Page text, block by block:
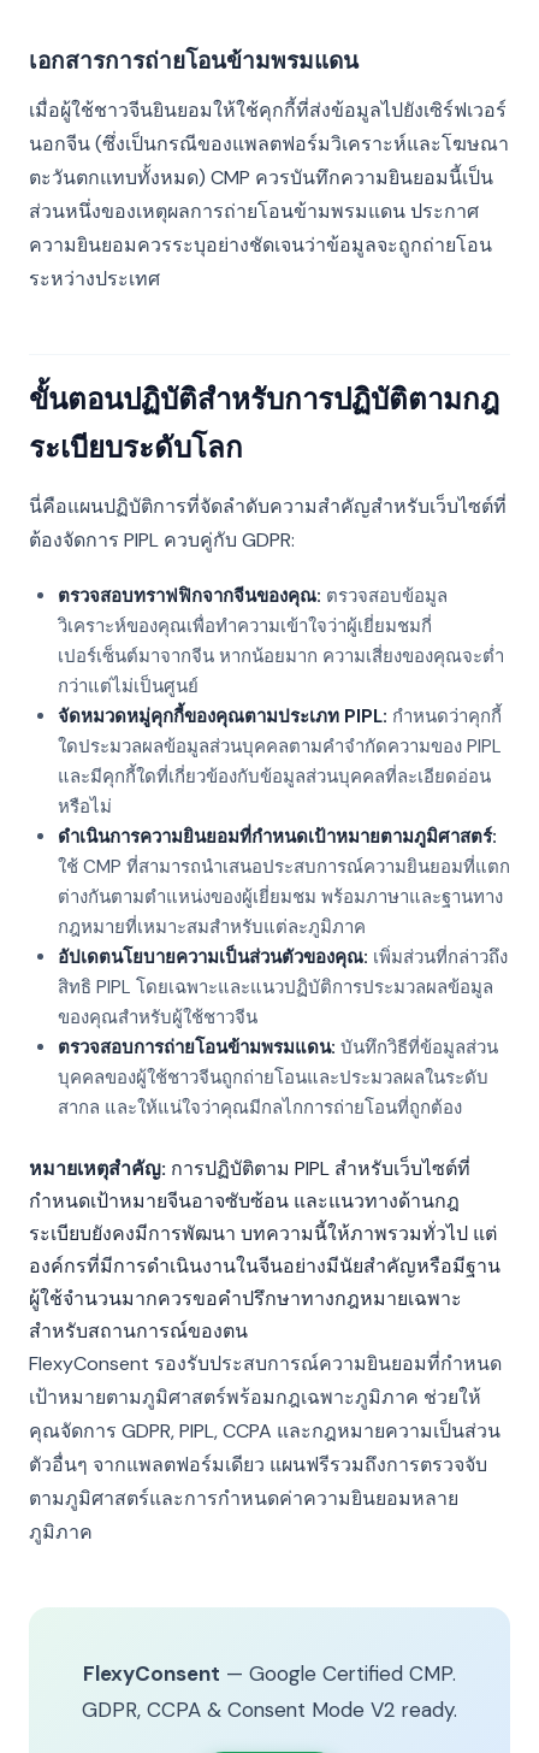
เอกสารการถ่ายโอนข้ามพรมแดน
เมื่อผู้ใช้ชาวจีนยินยอมให้ใช้คุกกี้ที่ส่งข้อมูลไปยังเซิร์ฟเวอร์
นอกจีน (ซึ่งเป็นกรณีของแพลตฟอร์มวิเคราะห์และโฆษณา
ตะวันตกแทบทั้งหมด) CMP ควรบันทึกความยินยอมนี้เป็น
ส่วนหนึ่งของเหตุผลการถ่ายโอนข้ามพรมแดน ประกาศ
ความยินยอมควรระบุอย่างชัดเจนว่าข้อมูลจะถูกถ่ายโอน
ระหว่างประเทศ
ขั้นตอนปฏิบัติสำหรับการปฏิบัติตามกฎ
ระเบียบระดับโลก
นี่คือแผนปฏิบัติการที่จัดลำดับความสำคัญสำหรับเว็บไซต์ที่
ต้องจัดการ PIPL ควบคู่กับ GDPR:
ตรวจสอบทราฟฟิกจากจีนของคุณ: ตรวจสอบข้อมูล
วิเคราะห์ของคุณเพื่อทำความเข้าใจว่าผู้เยี่ยมชมกี่
เปอร์เซ็นต์มาจากจีน หากน้อยมาก ความเสี่ยงของคุณจะต่ำ
กว่าแต่ไม่เป็นศูนย์
จัดหมวดหมู่คุกกี้ของคุณตามประเภท PIPL: กำหนดว่าคุกกี้
ใดประมวลผลข้อมูลส่วนบุคคลตามคำจำกัดความของ PIPL
และมีคุกกี้ใดที่เกี่ยวข้องกับข้อมูลส่วนบุคคลที่ละเอียดอ่อน
หรือไม่
ดำเนินการความยินยอมที่กำหนดเป้าหมายตามภูมิศาสตร์:
ใช้ CMP ที่สามารถนำเสนอประสบการณ์ความยินยอมที่แตก
ต่างกันตามตำแหน่งของผู้เยี่ยมชม พร้อมภาษาและฐานทาง
กฎหมายที่เหมาะสมสำหรับแต่ละภูมิภาค
อัปเดตนโยบายความเป็นส่วนตัวของคุณ: เพิ่มส่วนที่กล่าวถึง
สิทธิ PIPL โดยเฉพาะและแนวปฏิบัติการประมวลผลข้อมูล
ของคุณสำหรับผู้ใช้ชาวจีน
ตรวจสอบการถ่ายโอนข้ามพรมแดน: บันทึกวิธีที่ข้อมูลส่วน
บุคคลของผู้ใช้ชาวจีนถูกถ่ายโอนและประมวลผลในระดับ
สากล และให้แน่ใจว่าคุณมีกลไกการถ่ายโอนที่ถูกต้อง
หมายเหตุสำคัญ: การปฏิบัติตาม PIPL สำหรับเว็บไซต์ที่
กำหนดเป้าหมายจีนอาจซับซ้อน และแนวทางด้านกฎ
ระเบียบยังคงมีการพัฒนา บทความนี้ให้ภาพรวมทั่วไป แต่
องค์กรที่มีการดำเนินงานในจีนอย่างมีนัยสำคัญหรือมีฐาน
ผู้ใช้จำนวนมากควรขอคำปรึกษาทางกฎหมายเฉพาะ
สำหรับสถานการณ์ของตน
FlexyConsent รองรับประสบการณ์ความยินยอมที่กำหนด
เป้าหมายตามภูมิศาสตร์พร้อมกฎเฉพาะภูมิภาค ช่วยให้
คุณจัดการ GDPR, PIPL, CCPA และกฎหมายความเป็นส่วน
ตัวอื่นๆ จากแพลตฟอร์มเดียว แผนฟรีรวมถึงการตรวจจับ
ตามภูมิศาสตร์และการกำหนดค่าความยินยอมหลาย
ภูมิภาค
FlexyConsent — Google Certified CMP.
GDPR, CCPA & Consent Mode V2 ready.